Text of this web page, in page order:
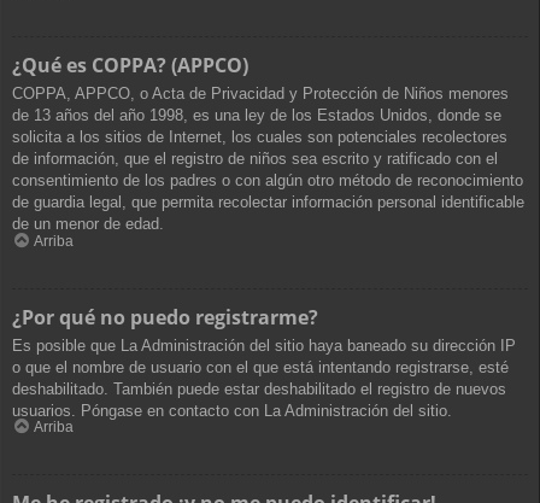
¿Qué es COPPA? (APPCO)
COPPA, APPCO, o Acta de Privacidad y Protección de Niños menores
de 13 años del año 1998, es una ley de los Estados Unidos, donde se
solicita a los sitios de Internet, los cuales son potenciales recolectores
de información, que el registro de niños sea escrito y ratificado con el
consentimiento de los padres o con algún otro método de reconocimiento
de guardia legal, que permita recolectar información personal identificable
de un menor de edad.
Arriba
¿Por qué no puedo registrarme?
Es posible que La Administración del sitio haya baneado su dirección IP
o que el nombre de usuario con el que está intentando registrarse, esté
deshabilitado. También puede estar deshabilitado el registro de nuevos
usuarios. Póngase en contacto con La Administración del sitio.
Arriba